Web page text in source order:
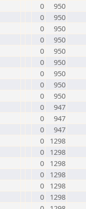
0
950
0
950
0
950
0
950
0
950
0
950
0
950
0
950
0
950
0
947
0
947
0
947
0
1298
0
1298
0
1298
0
1298
0
1298
0
1298